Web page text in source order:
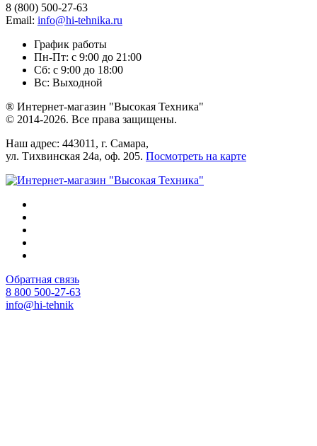
8 (800) 500-27-63
Email: info@hi-tehnika.ru
График работы
Пн-Пт: с 9:00 до 21:00
Сб: с 9:00 до 18:00
Вс: Выходной
® Интернет-магазин "Высокая Техника"
© 2014-2026. Все права защищены.
Наш адрес: 443011, г. Самара,
ул. Тихвинская 24а, оф. 205. Посмотреть на карте
Обратная связь
8 800 500-27-63
info@hi-tehnik